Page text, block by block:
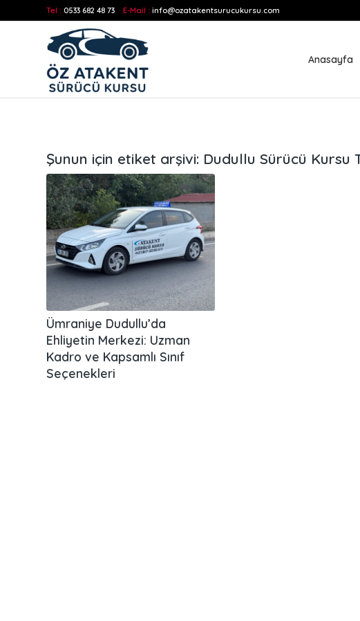
Tel : 0533 682 48 73 E-Mail : info@ozatakentsurucukursu.com
Anasayfa
Şunun için etiket arşivi: Dudullu Sürücü Kursu
Ümraniye Dudullu’da
Ehliyetin Merkezi: Uzman
Kadro ve Kapsamlı Sınıf
Seçenekleri